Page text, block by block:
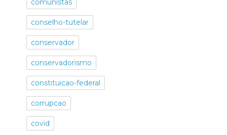
comunistas
conselho-tutelar
conservador
conservadorismo
constituicao-federal
corrupcao
covid